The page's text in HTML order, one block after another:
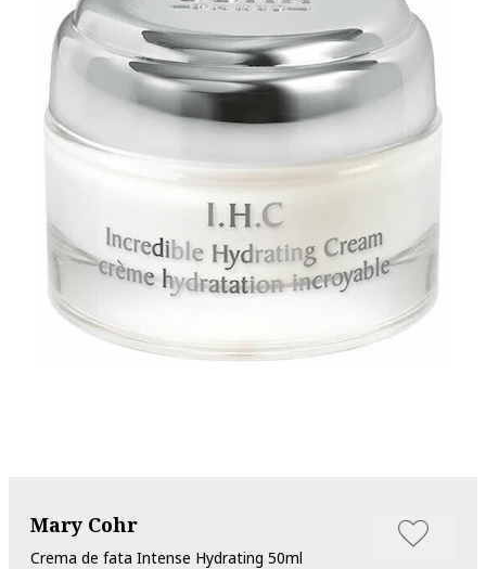
Mary Cohr
Crema de fata Intense Hydrating 50ml